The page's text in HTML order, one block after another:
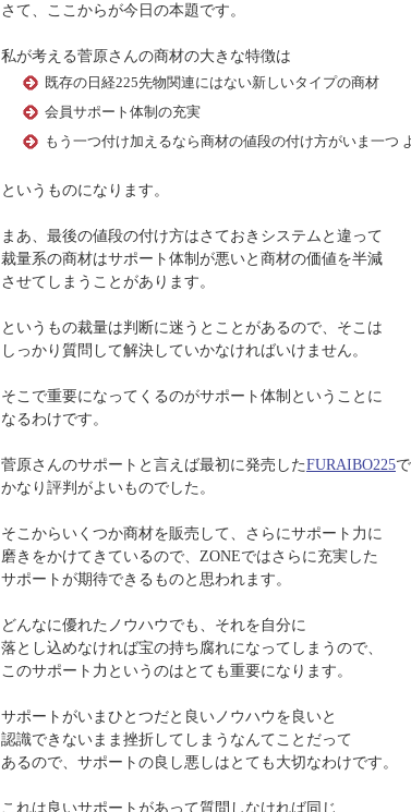
さて、ここからが今日の本題です。
私が考える菅原さんの商材の大きな特徴は
既存の日経225先物関連にはない新しいタイプの商材
会員サポート体制の充実
もう一つ付け加えるなら商材の値段の付け方がいま一つ
というものになります。
まあ、最後の値段の付け方はさておきシステムと違って
裁量系の商材はサポート体制が悪いと商材の価値を半減
させてしまうことがあります。
というもの裁量は判断に迷うとことがあるので、そこは
しっかり質問して解決していかなければいけません。
そこで重要になってくるのがサポート体制ということに
なるわけです。
菅原さんのサポートと言えば最初に発売したFURAIBO225
かなり評判がよいものでした。
そこからいくつか商材を販売して、さらにサポート力に
磨きをかけてきているので、ZONEではさらに充実した
サポートが期待できるものと思われます。
どんなに優れたノウハウでも、それを自分に
落とし込めなければ宝の持ち腐れになってしまうので、
このサポート力というのはとても重要になります。
サポートがいまひとつだと良いノウハウを良いと
認識できないまま挫折してしまうなんてことだって
あるので、サポートの良し悪しはとても大切なわけです。
これは良いサポートがあって質問しなければ同じ